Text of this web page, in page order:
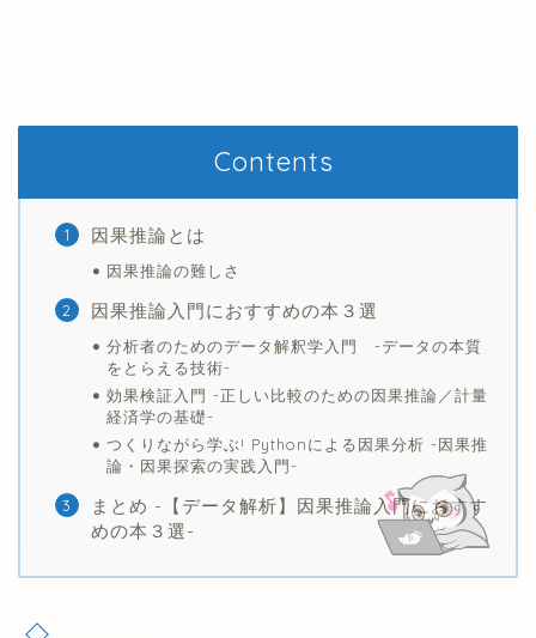
Contents
因果推論とは
因果推論の難しさ
因果推論入門におすすめの本３選
分析者のためのデータ解釈学入門 -データの本質
をとらえる技術-
効果検証入門 -正しい比較のための因果推論／計量
経済学の基礎-
つくりながら学ぶ! Pythonによる因果分析 -因果推
論・因果探索の実践入門-
まとめ -【データ解析】因果推論入門におすす
めの本３選-